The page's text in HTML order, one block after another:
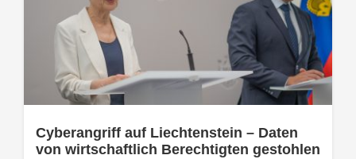
Cyberangriff auf Liechtenstein – Daten
von wirtschaftlich Berechtigten gestohlen